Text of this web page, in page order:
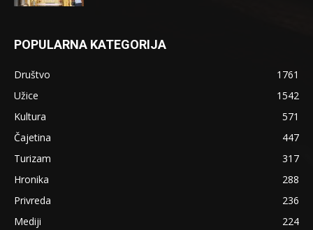
POPULARNA KATEGORIJA
Društvo
1761
Užice
1542
Kultura
571
Čajetina
447
Turizam
317
Hronika
288
Privreda
236
Mediji
224